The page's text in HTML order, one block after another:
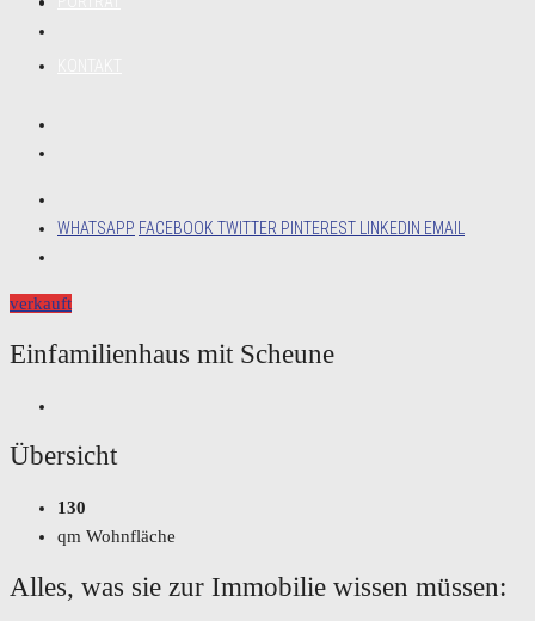
WHATSAPP FACEBOOK TWITTER PINTEREST LINKEDIN EMAIL
verkauft
Einfamilienhaus mit Scheune
Übersicht
130
qm Wohnfläche
Alles, was sie zur Immobilie wissen müssen: